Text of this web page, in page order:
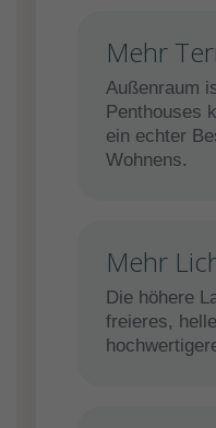
Mehr
Außenraum
Penthouses
ein echter
Wohnens.
Mehr
Die höhere
freieres,